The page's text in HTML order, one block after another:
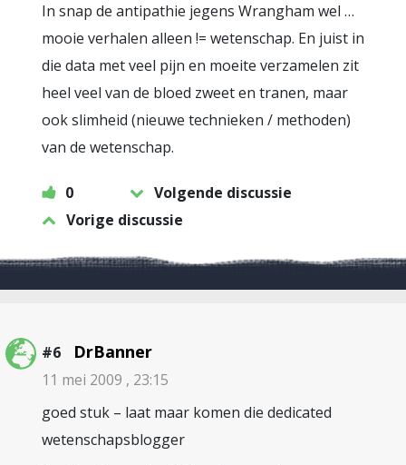
In snap de antipathie jegens Wrangham wel …
mooie verhalen alleen != wetenschap. En juist in
die data met veel pijn en moeite verzamelen zit
heel veel van de bloed zweet en tranen, maar
ook slimheid (nieuwe technieken / methoden)
van de wetenschap.
0
Volgende discussie
Vorige discussie
#6 DrBanner
11 mei 2009 , 23:15
goed stuk – laat maar komen die dedicated
wetenschapsblogger